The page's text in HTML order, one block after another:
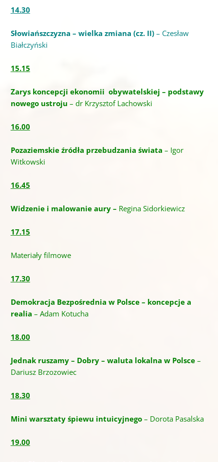
14.30
Słowiańszczyzna – wielka zmiana (cz. II)– Czesław
Białczyński
15.15
Zarys koncepcji ekonomii obywatelskiej – podstawy
nowego ustroju – dr Krzysztof Lachowski
16.00
Pozaziemskie źródła przebudzania świata – Igor
Witkowski
16.45
Widzenie i malowanie aury – Regina Sidorkiewicz
17.15
Materiały filmowe
17.30
Demokracja Bezpośrednia w Polsce – koncepcje a
realia – Adam Kotucha
18.00
Jednak ruszamy – Dobry – waluta lokalna w Polsce –
Dariusz Brzozowiec
18.30
Mini warsztaty śpiewu intuicyjnego– Dorota Pasalska
19.00